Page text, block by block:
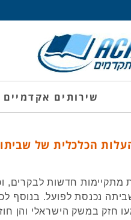
שירותים אקדמיים
מתקיימות חדשות לבקרים,
נכנסת לפועל. בנוסף
חזק במשק הישראלי והן